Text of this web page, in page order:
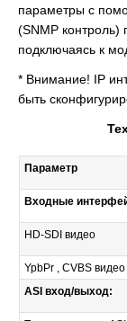
параметры с
(SNMP контроль)
подключаясь к
* Внимание! IP
быть
Параметр
Входные
HD-SDI видео
YpbPr , CVBS видео
ASI вход/выход: